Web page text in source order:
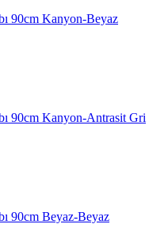
90cm Kanyon-Beyaz
90cm Kanyon-Antrasit Gri
90cm Beyaz-Beyaz